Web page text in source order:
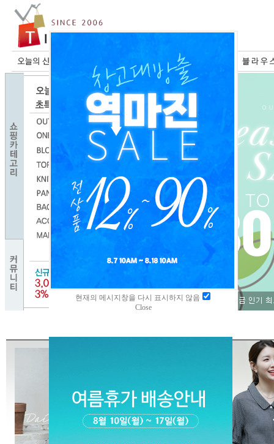
현재의 메시지창을 다시 표시하지 않음
Close